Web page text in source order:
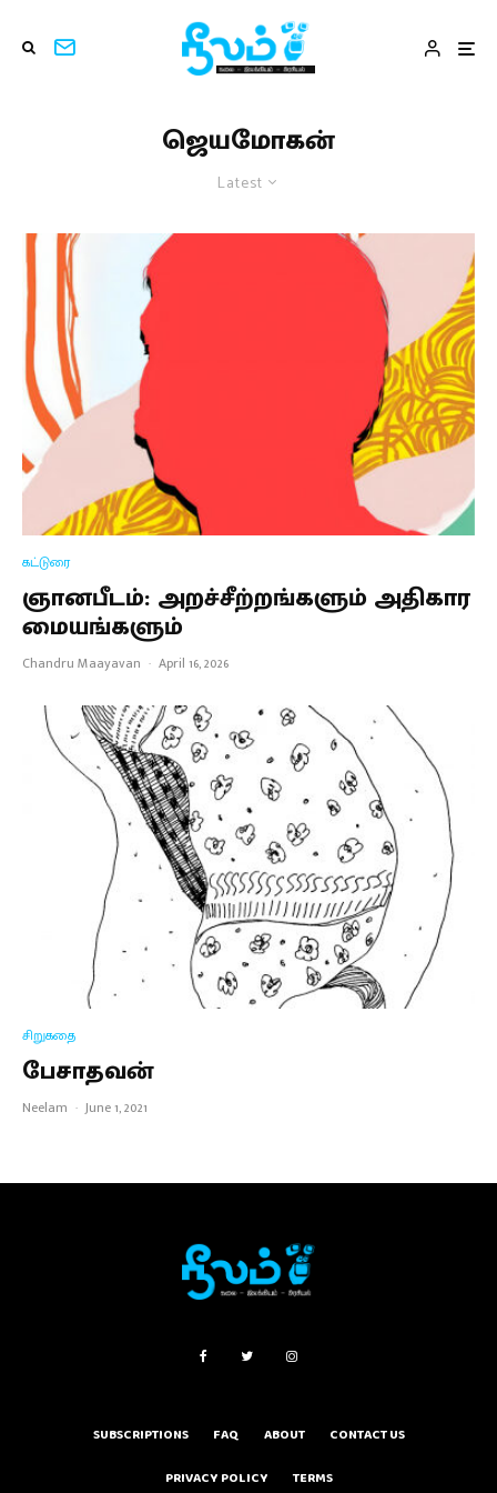
ஜெயமோகன்
Latest
கட்டுரை
ஞானபீடம்: அறச்சீற்றங்களும் அதிகார
மையங்களும்
Chandru Maayavan · April 16, 2026
சிறுகதை
பேசாதவன்
Neelam · June 1, 2021
SUBSCRIPTIONS FAQ ABOUT CONTACT US
PRIVACY POLICY TERMS